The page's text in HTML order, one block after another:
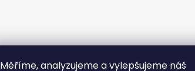
Měříme, analyzujeme a vylepšujeme náš